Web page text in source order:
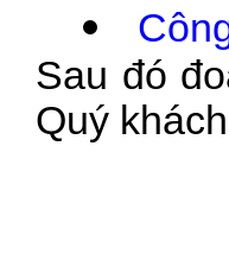
Sau đó
Quý